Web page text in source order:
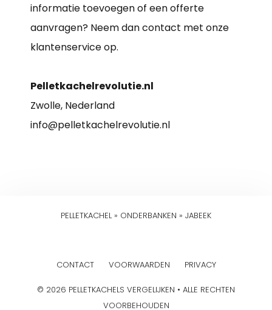
informatie toevoegen of een offerte
aanvragen? Neem dan contact met onze
klantenservice op.
Pelletkachelrevolutie.nl
Zwolle, Nederland
info@pelletkachelrevolutie.nl
PELLETKACHEL» ONDERBANKEN » JABEEK
CONTACT VOORWAARDEN PRIVACY
© 2026 PELLETKACHELS VERGELIJKEN • ALLE RECHTEN
VOORBEHOUDEN